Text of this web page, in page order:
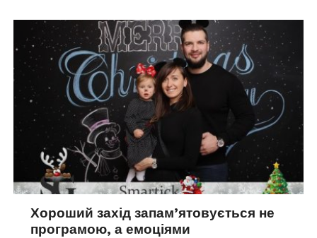
Хороший захід запам’ятовується не
програмою, а емоціями